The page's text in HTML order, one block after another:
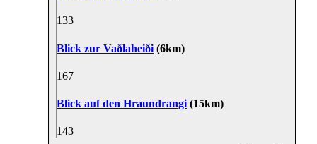
133
Blick zur Vaðlaheiði (6km)
167
Blick auf den Hraundrangi (15km)
143